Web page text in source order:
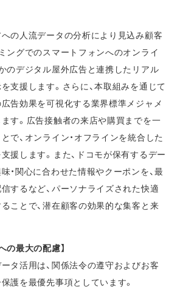
の人流データの分析により見込み顧客
ングでのスマートフォンへのオンライ
のデジタル屋外広告と連携したリアル
支援します。さらに、本取組みを通じて
告効果を可視化する業界標準メジャメ
す。広告接触者の来店や購買までを一
で、オンライン・オフラインを統合した
援します。また、ドコモが保有するデー
・関心に合わせた情報やクーポンを、最
するなど、パーソナライズされた快適
ことで、潜在顧客の効果的な集客と来
の最大の配慮】
タ活用は、関係法令の遵守およびお客
護を最優先事項としています。